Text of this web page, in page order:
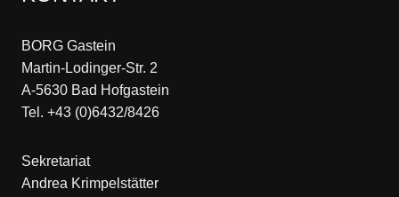
BORG Gastein
Martin-Lodinger-Str. 2
A-5630 Bad Hofgastein
Tel. +43 (0)6432/8426
Sekretariat
Andrea Krimpelstätter